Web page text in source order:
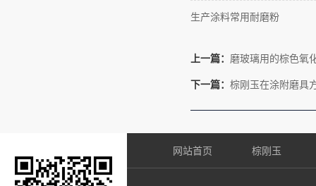
生产涂料常用耐磨粉
上一篇： 磨玻璃用的棕色氧
下一篇： 棕刚玉在涂附磨具
网站首页 棕刚玉